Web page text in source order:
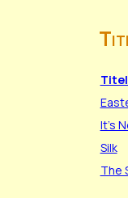
It's
Silk
The